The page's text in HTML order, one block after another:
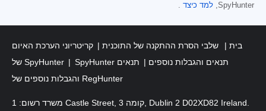
SpyHunter, למד כיצד .
בית שלבי הסרת ההתקנה של התוכנית
קריטריוני הערכת האיום
של SpyHunter
SpyHunter תנאים והגבלות נוספים
תנאים
והגבלות נוספים של RegHunter
משרד רשום: 1 Castle Street, קומה 3, Dublin 2 D02XD82 Ireland.